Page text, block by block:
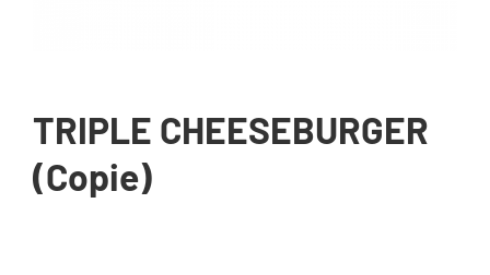
TRIPLE CHEESEBURGER
(Copie)